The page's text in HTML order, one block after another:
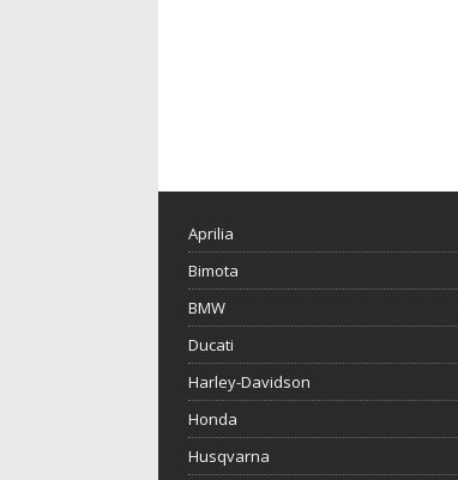
Aprilia
Bimota
BMW
Ducati
Harley-Davidson
Honda
Husqvarna